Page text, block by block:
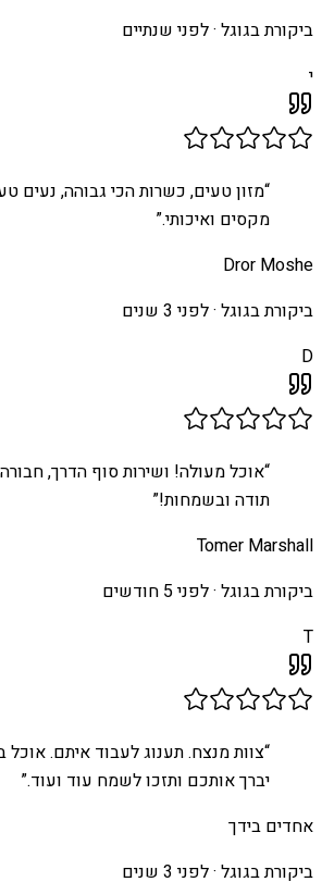
ביקורת בגוגל ·לפני שנתיים
י
“מזון טעים, כשרות הכי גבוהה, נעים
מקסים ואיכותי.”
Dror Moshe
ביקורת בגוגל ·לפני 3 שנים
D
“אוכל מעולה! ושירות סוף הדרך,
תודה ובשמחות!”
Tomer Marshall
ביקורת בגוגל ·לפני 5 חודשים
T
“צוות מנצח. תענוג לעבוד איתם.
יברך אותכם ותזכו לשמח עוד ועוד.”
אחדים בידך
ביקורת בגוגל ·לפני 3 שנים